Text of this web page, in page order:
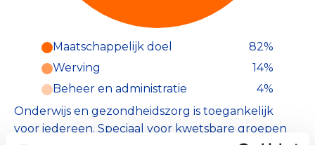
Maatschappelijk doel
82%
Werving
14%
Beheer en administratie
4%
Onderwijs en gezondheidszorg is toegankelijk
voor iedereen. Speciaal voor kwetsbare groepen